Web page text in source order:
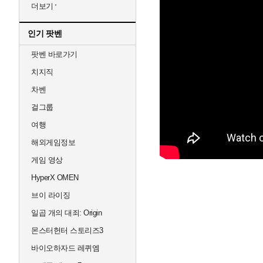
더보기
인기 팟벤
팟벤 바로가기
치지직
차벤
걸그룹
여행
해외게임정보
게임 영상
HyperX OMEN
브이 라이징
일곱 개의 대죄: Origin
몬스터헌터 스토리즈3
바이오하자드 레퀴엠